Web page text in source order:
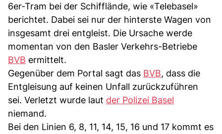
6er-Tram bei der Schifflände, wie «Telebasel»
berichtet. Dabei sei nur der hinterste Wagen von
insgesamt drei entgleist. Die Ursache werde
momentan von den Basler Verkehrs-Betriebe
BVB ermittelt.
Gegenüber dem Portal sagt das BVB, dass die
Entgleisung auf keinen Unfall zurückzuführen
sei. Verletzt wurde laut der Polizei Basel
niemand.
Bei den Linien 6, 8, 11, 14, 15, 16 und 17 kommt es